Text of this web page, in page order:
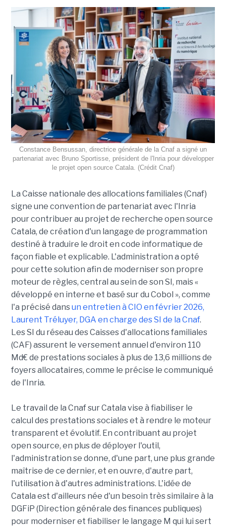
Constance Bensussan, directrice générale de la Cnaf a signé un
partenariat avec Bruno Sportisse, président de l'Inria pour développer
le projet open source Catala. (Crédit Cnaf)
La Caisse nationale des allocations familiales (Cnaf)
signe une convention de partenariat avec l'Inria
pour contribuer au projet de recherche open source
Catala, de création d'un langage de programmation
destiné à traduire le droit en code informatique de
façon fiable et explicable. L'administration a opté
pour cette solution afin de moderniser son propre
moteur de règles, central au sein de son SI, mais «
développé en interne et basé sur du Cobol », comme
l'a précisé dansun entretien à CIO en février 2026,
Laurent Tréluyer, DGA en charge des SI de la Cnaf.
Les SI du réseau des Caisses d'allocations familiales
(CAF) assurent le versement annuel d'environ 110
Md€ de prestations sociales à plus de 13,6 millions de
foyers allocataires, comme le précise le communiqué
de l'Inria.
Le travail de la Cnaf sur Catala vise à fiabiliser le
calcul des prestations sociales et à rendre le moteur
transparent et évolutif. En contribuant au projet
open source, en plus de déployer l'outil,
l'administration se donne, d'une part, une plus grande
maîtrise de ce dernier, et en ouvre, d'autre part,
l'utilisation à d'autres administrations. L'idée de
Catala est d'ailleurs née d'un besoin très similaire à la
DGFiP (Direction générale des finances publiques)
pour moderniser et fiabiliser le langage M qui lui sert